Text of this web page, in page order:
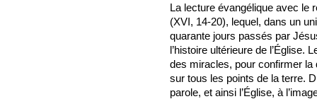
La lecture évangélique avec le
(XVI, 14-20), lequel, dans un
quarante jours passés par
l’histoire ultérieure de l’Église.
des miracles, pour confirmer
sur tous les points de la terre.
parole, et ainsi l’Église, à